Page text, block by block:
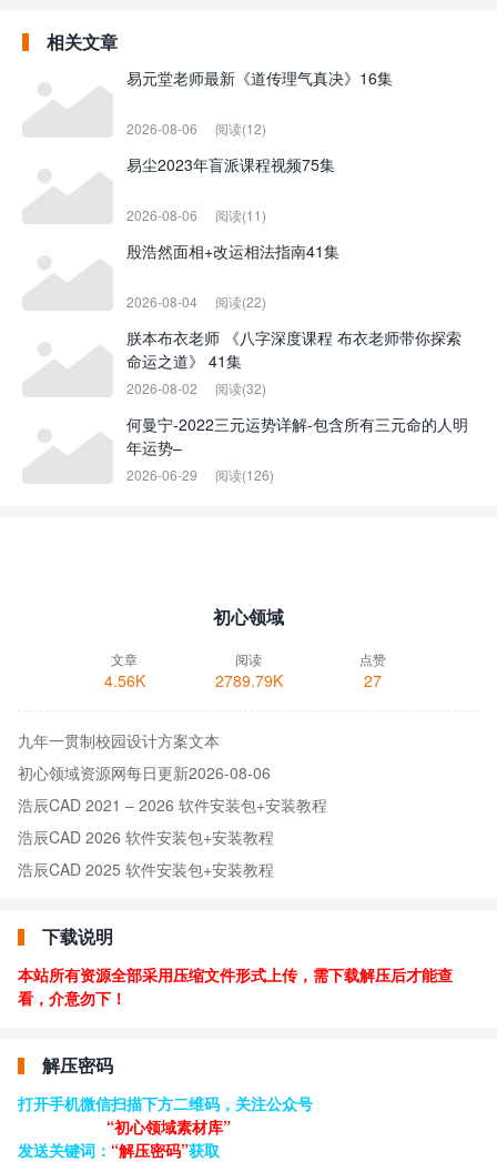
相关文章
易元堂老师最新《道传理气真决》16集
2026-08-06 阅读(12)
易尘2023年盲派课程视频75集
2026-08-06 阅读(11)
殷浩然面相+改运相法指南41集
2026-08-04 阅读(22)
朕本布衣老师 《八字深度课程 布衣老师带你探索
命运之道》 41集
2026-08-02 阅读(32)
何曼宁-2022三元运势详解-包含所有三元命的人明
年运势–
2026-06-29 阅读(126)
初心领域
文章
4.56K
阅读
2789.79K
点赞
27
九年一贯制校园设计方案文本
初心领域资源网每日更新2026-08-06
浩辰CAD 2021 – 2026 软件安装包+安装教程
浩辰CAD 2026 软件安装包+安装教程
浩辰CAD 2025 软件安装包+安装教程
下载说明
本站所有资源全部采用压缩文件形式上传，需下载解压后才能查
看，介意勿下！
解压密码
打开手机微信扫描下方二维码，关注公众号
“初心领域素材库”
发送关键词： “解压密码”获取